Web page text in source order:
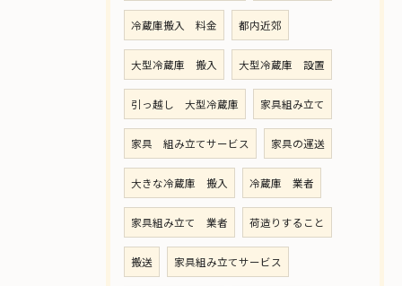
冷蔵庫搬入 料金 都内近郊
大型冷蔵庫 搬入 大型冷蔵庫 設置
引っ越し 大型冷蔵庫 家具組み立て
家具 組み立てサービス 家具の運送
大きな冷蔵庫 搬入 冷蔵庫 業者
家具組み立て 業者 荷造りすること
搬送 家具組み立てサービス